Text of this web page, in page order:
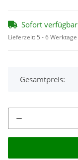
Sofort verfügbar
Lieferzeit: 5 - 6 Werktage
Gesamtpreis: